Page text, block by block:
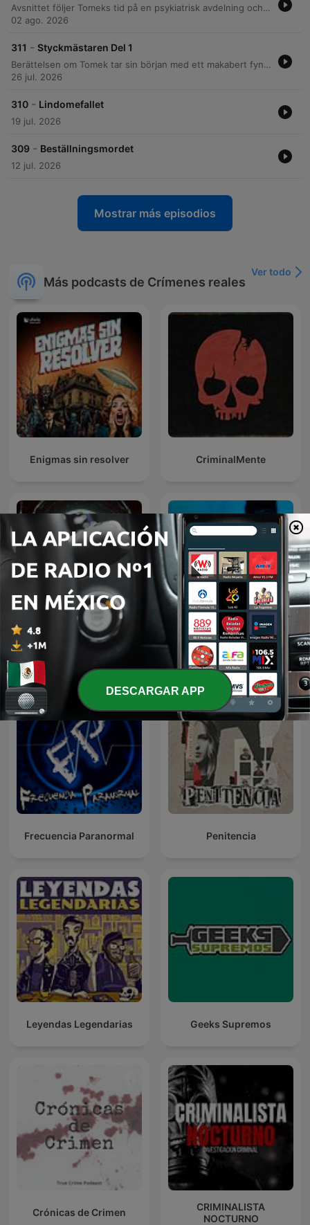
Avsnittet följer Tomeks tid på en psykiatrisk avdelning och de märkliga omständigheterna kring hans långa permissioner, som ledde till möten i Ystad och händelser vid ett pensionat. Genom tekniska bevis, såsom anatomisk kunskap och fynd av knivar och fingeravtryck, kopplas Tomek till de brutala morden på Olof och Stina. Trots Tomeks egna berättelser och förnekanden, undermineras hans trovärdighet av den tekniska bevisningen och bristen på stöd för hans alibi. Utredningen leder slutligen till en fällande dom för mord, och avsnittet avslutas med information om att Tomek senare tog sitt liv.
02 ago. 2026
311 - Styckmästaren Del 1
Berättelsen om Tomek tar sin början med ett makabert fynd i en sopcontainer i Malmö 1974, där mänskliga kroppsdelar upptäcktes. Utredningen leder fram till Tomek, en man med en våldsam bakgrund från andra världskriget, och avslöjar hur en konfrontation om ämnet giftermål eskalerade till ett mord och efterföljande styckning av offret Jolla. I samband med fallet utforskas även den svenska psykiatriens historia, från tidiga asyler och brutala behandlingar som lobotomi till modern vård. Avslutningsvis beskrivs de omfattande tekniska bevisen från brottsplatsen och rättsprocessen, där Tomek dömdes för grov misshandel och vållande till annans död men med påföljd av sluten psykiatrisk vård.
26 jul. 2026
310 - Lindomefallet
19 jul. 2026
309 - Beställningsmordet
12 jul. 2026
Mostrar más episodios
Más podcasts de Crímenes reales
Ver todo
Enigmas sin resolver CriminalMente
Historias De Terror
MiedoScope Historias de
Miedo en Directo
Frecuencia Paranormal Penitencia
Leyendas Legendarias Geeks Supremos
Crónicas de Crimen
CRIMINALISTA
NOCTURNO
DESCARGAR APP